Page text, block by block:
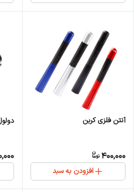
آنتن فلزی کربن
400,000
افزودن به سبد